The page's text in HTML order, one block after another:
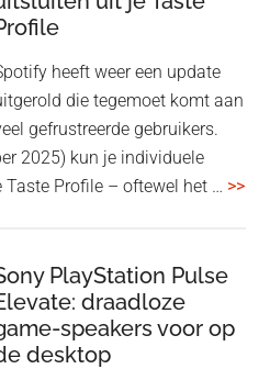
heeft weer een update
die tegemoet komt aan
gefrustreerde gebruikers.
2025) kun je individuele
Profile – oftewel het … >>
PlayStation Pulse
draadloze
speakers voor op
desktop